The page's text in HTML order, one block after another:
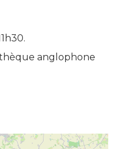
anglophone